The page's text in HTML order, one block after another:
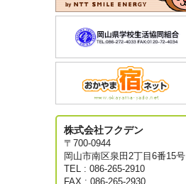
株式会社フクデン
〒700-0944
岡山市南区泉田2丁目6番15号
TEL : 086-265-2910
FAX : 086-265-2930